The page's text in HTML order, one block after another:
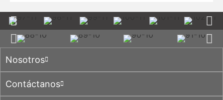
Nosotros
Contáctanos